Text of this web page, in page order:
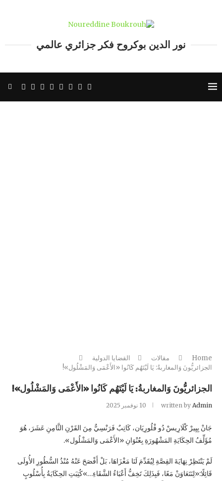
نور الدين بوكروح فكر جزائري عالمي
Home مقالات
القضايا الدولية
الجزائريُّونَ وَالمغاربةُ: يَا لَيْتَهُم كَانُوا «الأَعْمَى وَالمَشْلُول»!
الجزائريُّونَ وَالمغاربةُ: يَا لَيْتَهُم كَانُوا «الأَعْمَى وَالمَشْلُول»!
written by Admin 10 نوفمبر 2025
جَانْ بِيِيرْ كْلَارِيسْ دُو فْلُورِيَان، كَاتِبٌ فَرَنْسِيٌّ مِنَ القَرْنِ الثَّامِنِ عَشَرَ، هُوَ
مُؤَلِّفُ الحِكَايَةِ المَشْهُورَةِ بِعُنْوَانِ «الأَعْمَى وَالمَشْلُول».
لَمْ يَنْتَظِرْ نِهَايَةَ القِصَّةِ لِيُقَدِّمَ لَنَا مَغْزَاهَا، بَلْ أَفْصَحَ عَنْهُ مُنْذُ السُّطُورِ الأُولَى
قَائِلًا:«لِنَتَعَاوَنْ مَعًا، فَبِذَلِكَ تَخِفُّ أَعْبَاءُ الشَّقَاءِ…»كُتِبَتِ الحِكَايَةُ بِأُسْلُوبٍ